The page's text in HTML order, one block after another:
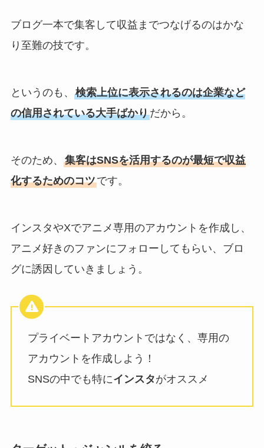
ブログ一本で集客して収益までつなげるのはかな
り至難の技です。
というのも、 検索上位に表示されるのは企業など
の信用されている大手ばかりだから。
そのため、 集客はSNSを活用するのが最短で収益
化するためのコツです。
インスタやXでアニメ専用のアカウントを作成し、
アニメ好きのファンにフォローしてもらい、ブロ
グに誘因していきましょう。
プライベートアカウントではなく、専用の
アカウントを作成しよう！
SNSの中でも特にインスタがオススメ